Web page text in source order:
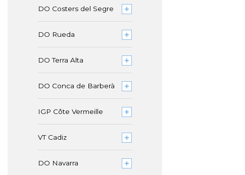
DO Costers del Segre
DO Rueda
DO Terra Alta
DO Conca de Barberà
IGP Côte Vermeille
VT Cadiz
DO Navarra